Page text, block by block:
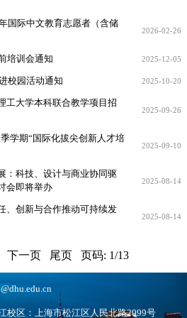
国际中文教育志愿者（含储
2026-02-26
培训会通知 2025-12-05
校园活动通知 2025-10-20
工大学本科联合教学项目招
2025-09-26
学期“国际化拔尖创新人才培
2025-09-10
：科技、设计与商业协同驱
会即将举办
2025-08-14
、创新与合作推动可持续发
2025-08-14
下一页 尾页 页码: 1/13
校区：上海市松江区人民北路2999号